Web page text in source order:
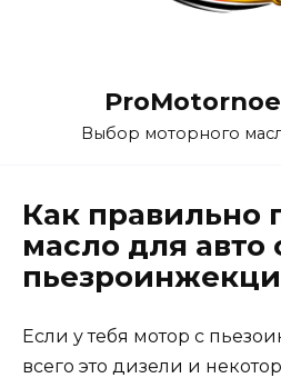
Выбор моторного
Как правильно
масло для авто
Если у тебя мотор с
всего это дизели и